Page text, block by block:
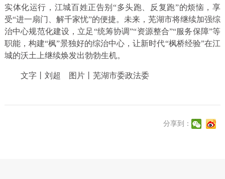
实体化运行，江城百姓正告别“多头跑、反复跑”的烦恼，享
受“进一扇门、解千家忧”的便捷。未来，芜湖市将继续加强综
治中心规范化建设，立足“统筹协调”“资源整合”“服务保障”等
职能，构建“枫”景独好的综治中心，让新时代“枫桥经验”在江
城的沃土上继续焕发出勃勃生机。
文字丨刘超 图片丨芜湖市委政法委
分享到：